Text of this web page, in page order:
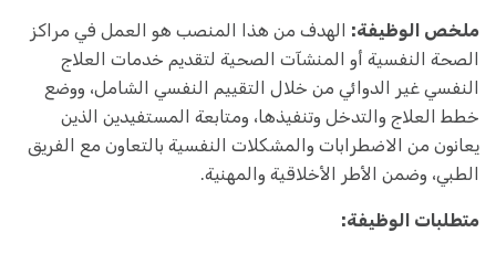
ملخص الوظيفة: الهدف من هذا المنصب هو العمل في مراكز
الصحة النفسية أو المنشآت الصحية لتقديم خدمات العلاج
النفسي غير الدوائي من خلال التقييم النفسي الشامل، ووضع
خطط العلاج والتدخل وتنفيذها، ومتابعة المستفيدين الذين
يعانون من الاضطرابات والمشكلات النفسية بالتعاون مع الفريق
الطبي، وضمن الأطر الأخلاقية والمهنية.
متطلبات الوظيفة: